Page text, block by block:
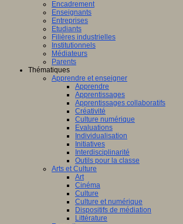
Encadrement
Enseignants
Entreprises
Etudiants
Filières industrielles
Institutionnels
Médiateurs
Parents
Thématiques
Apprendre et enseigner
Apprendre
Apprentissages
Apprentissages collaboratifs
Créativité
Culture numérique
Evaluations
Individualisation
Initiatives
Interdisciplinarité
Outils pour la classe
Arts et Culture
Art
Cinéma
Culture
Culture et numérique
Dispositifs de médiation
Littérature